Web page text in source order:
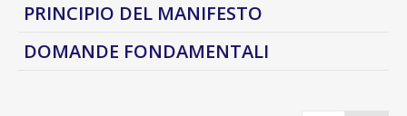
PRINCIPIO DEL MANIFESTO
DOMANDE FONDAMENTALI